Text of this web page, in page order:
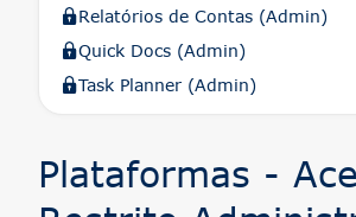
Relatórios de Contas (Admin)
Quick Docs (Admin)
Task Planner (Admin)
Plataformas -